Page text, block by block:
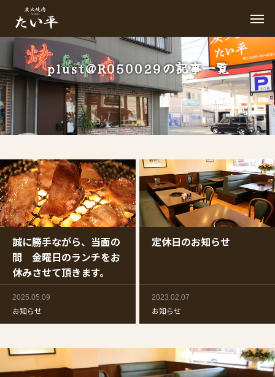
plust@R050029の記事一覧
誠に勝手ながら、当面の
間 金曜日のランチをお
休みさせて頂きます。
2025.05.09
お知らせ
定休日のお知らせ
2023.02.07
お知らせ